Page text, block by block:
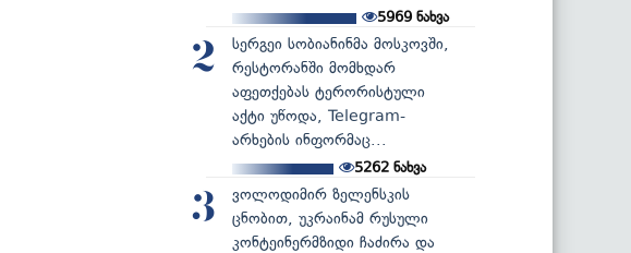
5969 ნახვა
2
სერგეი სობიანინმა მოსკოვში,
რესტორანში მომხდარ
აფეთქებას ტერორისტული
აქტი უწოდა, Telegram-
არხების ინფორმაც...
5262 ნახვა
3
ვოლოდიმირ ზელენსკის
ცნობით, უკრაინამ რუსული
კონტეინერმზიდი ჩაძირა და